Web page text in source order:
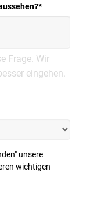
*
Frage. Wir
eingehen.
unsere
wichtigen